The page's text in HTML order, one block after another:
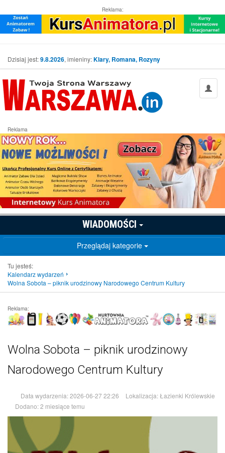
Reklama:
Dzisiaj jest:9.8.2026, imieniny:Klary, Romana, Rozyny
Reklama
WIADOMOŚCI
Przeglądaj kategorie
Tu jesteś:
Kalendarz wydarzeń
Wolna Sobota – piknik urodzinowy Narodowego Centrum Kultury
Reklama:
Wolna Sobota – piknik urodzinowy
Narodowego Centrum Kultury
Data wydarzenia:2026-06-27 22:26 Lokalizacja: Łazienki Królewskie
Dodano:2 miesiące temu